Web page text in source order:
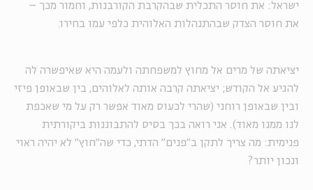
ישראל: את חוסר התכלית שבהקרבת הקורבנות, וחמור מכך –
את חוסר הצדק שבהתנהלות האלוהית כלפי עמו בחירו.
יציאתה של מרים אל מחוץ למשפחתה ולעמה היא שאיפשרה לה
להגיע אל הקודש; יציאתה קרבה אותה לאלוהים, בין שבאופן פיזי
ובין שבאופן רוחני (שהרי לכעוס מאוד אפשר רק על מי שאכפת
לנו ממנו מאוד). אני רואה בכך בסיס להתבוננות ביקורתית
פנימית: מה צריך לתקן ב"פנים" הדתי, כדי שה"חוץ" לא יהיה ראוי
ונכון יותר?